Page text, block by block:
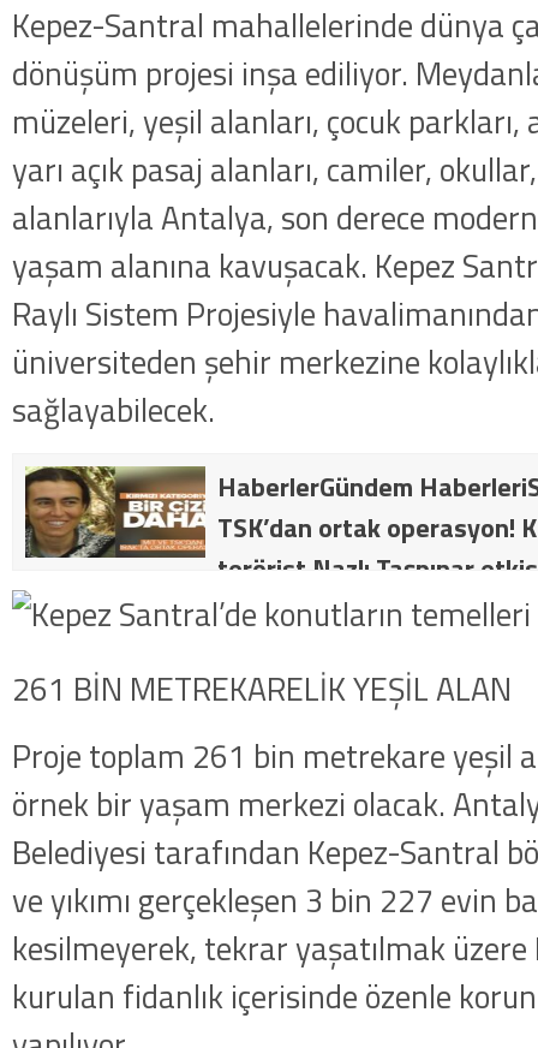
Kepez-Santral mahallelerinde dünya
dönüşüm projesi inşa ediliyor.
müzeleri, yeşil alanları, çocuk parkları,
yarı açık pasaj alanları, camiler,
alanlarıyla Antalya, son derece
yaşam alanına kavuşacak. Kepez
Raylı Sistem Projesiyle
üniversiteden şehir merkezine
sağlayabilecek.
HaberlerGündem
TSK’dan ortak operasyon!
terörist Nazlı Taşpınar
dakika: MİT ve TSK’dan
getirildi .
261 BİN METREKARELİK YEŞİL ALAN
Proje toplam 261 bin metrekare yeşil
örnek bir yaşam merkezi olacak.
Belediyesi tarafından Kepez-Santral
ve yıkımı gerçekleşen 3 bin 227 evin
kesilmeyerek, tekrar yaşatılmak üzere
kurulan fidanlık içerisinde özenle